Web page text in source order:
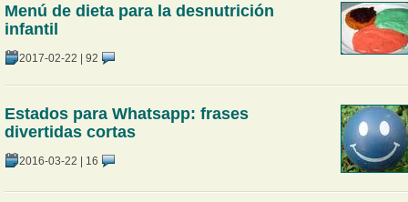
Menú de dieta para la desnutrición
infantil
2017-02-22 | 92
Estados para Whatsapp: frases
divertidas cortas
2016-03-22 | 16